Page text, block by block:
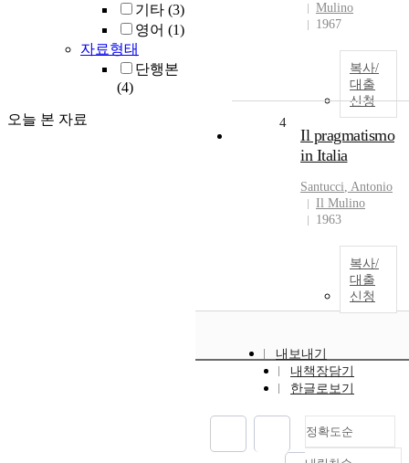
기타 (3)
영어 (1)
자료형태
단행본
(4)
오늘 본 자료
Mulino
1967
복사/
대출
신청
4
Il pragmatismo
in Italia
Santucci, Antonio
Il Mulino
1963
복사/
대출
신청
내보내기
내책장담기
한글로보기
정확도순